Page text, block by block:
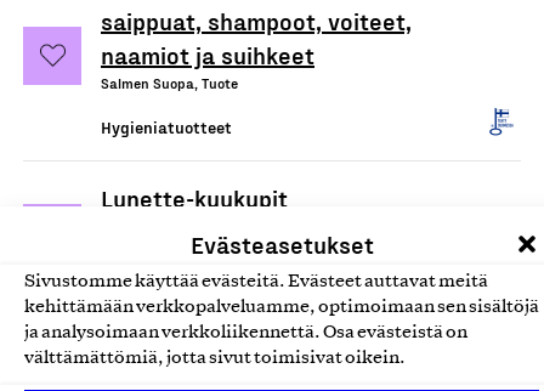
Evästeasetukset
Sivustomme käyttää evästeitä. Evästeet auttavat meitä
kehittämään verkkopalveluamme, optimoimaan sen sisältöjä
ja analysoimaan verkkoliikennettä. Osa evästeistä on
välttämättömiä, jotta sivut toimisivat oikein.
saippuat, shampoot, voiteet,
naamiot ja suihkeet
Salmen Suopa, Tuote
Hygieniatuotteet
Lunette-kuukupit
Hygieniatuotteet
Septidin, antiseptinen
haavanpuhdistusliuos